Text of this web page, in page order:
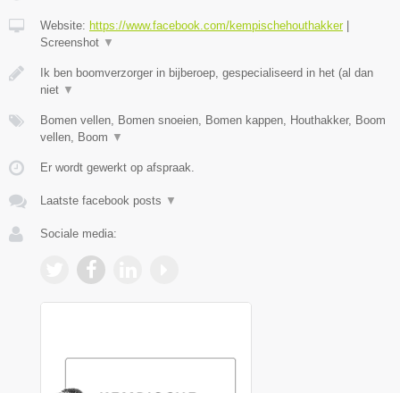
Website: https://www.facebook.com/kempischehouthakker|
Screenshot ▼
Ik ben boomverzorger in bijberoep, gespecialiseerd in het (al dan
niet ▼
Bomen vellen, Bomen snoeien, Bomen kappen, Houthakker, Boom
vellen, Boom ▼
Er wordt gewerkt op afspraak.
Laatste facebook posts ▼
Sociale media: